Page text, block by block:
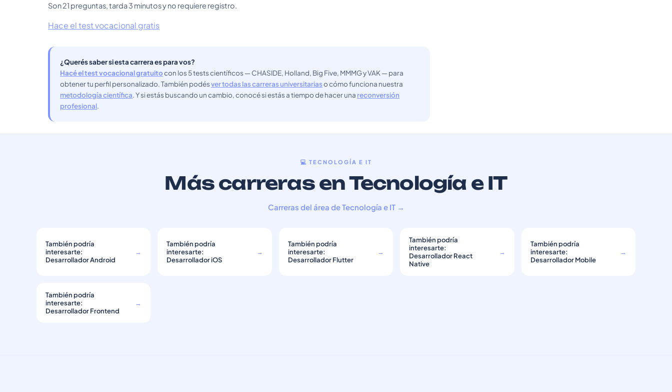
Son 21 preguntas, tarda 3 minutos y no requiere registro.
Hace el test vocacional gratis
¿Querés saber si esta carrera es para vos?
Hacé el test vocacional gratuitocon los 5 tests científicos — CHASIDE, Holland, Big Five, MMMG y VAK — para
obtener tu perfil personalizado. También podésver todas las carreras universitariaso cómo funciona nuestra
metodología científica. Y si estás buscando un cambio, conocé si estás a tiempo de hacer una reconversión
profesional.
💻 TECNOLOGÍA E IT
Más carreras en Tecnología e IT
Carreras del área de Tecnología e IT →
También podría
interesarte:
Desarrollador Android
→
También podría
interesarte:
Desarrollador iOS
→
También podría
interesarte:
Desarrollador Flutter
→
También podría
interesarte:
Desarrollador React
Native
→
También podría
interesarte:
Desarrollador Mobile
→
También podría
interesarte:
Desarrollador Frontend
→